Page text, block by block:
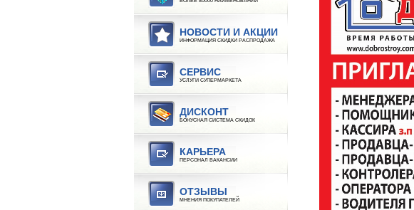
НОВОСТИ И АКЦИИ
ИНФОРМАЦИЯ СКИДКИ РАСПРОДАЖА
СЕРВИС
УСЛУГИ СУПЕРМАРКЕТА
ДИСКОНТ
БОНУСНАЯ СИСТЕМА СКИДОК
КАРЬЕРА
ПЕРСОНАЛ ВАКАНСИИ
ОТЗЫВЫ
МНЕНИЯ ПОКУПАТЕЛЕЙ